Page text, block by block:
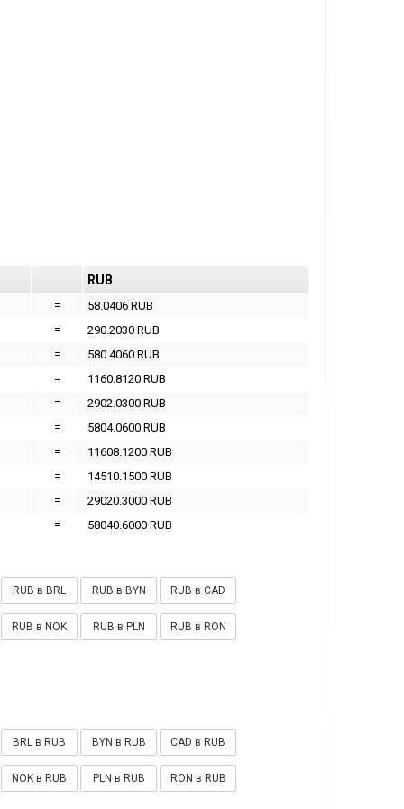
RUB
=
58.0406 RUB
=
290.2030 RUB
=
580.4060 RUB
=
1160.8120 RUB
=
2902.0300 RUB
=
5804.0600 RUB
=
11608.1200 RUB
=
14510.1500 RUB
=
29020.3000 RUB
=
58040.6000 RUB
RUB в BRL RUB в BYN RUB в CAD
RUB в NOK RUB в PLN RUB в RON
BRL в RUB BYN в RUB CAD в RUB
NOK в RUB PLN в RUB RON в RUB